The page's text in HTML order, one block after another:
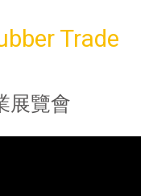
Trade
展覽會